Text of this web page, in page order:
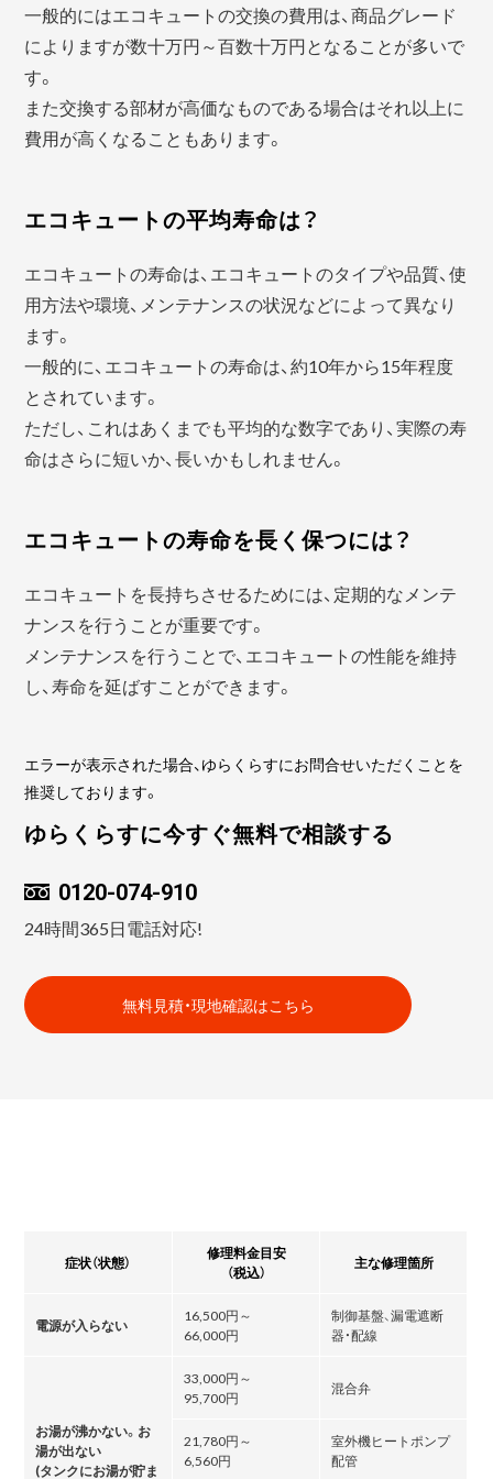
一般的にはエコキュートの交換の費用は、商品グレード
によりますが数十万円～百数十万円となることが多いで
す。
また交換する部材が高価なものである場合はそれ以上に
費用が高くなることもあります。
エコキュートの平均寿命は？
エコキュートの寿命は、エコキュートのタイプや品質、使
用方法や環境、メンテナンスの状況などによって異なり
ます。
一般的に、エコキュートの寿命は、約10年から15年程度
とされています。
ただし、これはあくまでも平均的な数字であり、実際の寿
命はさらに短いか、長いかもしれません。
エコキュートの寿命を長く保つには？
エコキュートを長持ちさせるためには、定期的なメンテ
ナンスを行うことが重要です。
メンテナンスを行うことで、エコキュートの性能を維持
し、寿命を延ばすことができます。
エラーが表示された場合、ゆらくらすにお問合せいただくことを
推奨しております。
ゆらくらすに今すぐ無料で相談する
0120-074-910
24時間365日電話対応!
無料見積・現地確認はこちら
症状（状態）
修理料金目安
（税込）
主な修理箇所
電源が入らない
16,500円～
66,000円
制御基盤、漏電遮断
器・配線
お湯が沸かない。お
湯が出ない
(タンクにお湯が貯ま
33,000円～
95,700円
混合弁
21,780円～
6,560円
室外機ヒートポンプ
配管